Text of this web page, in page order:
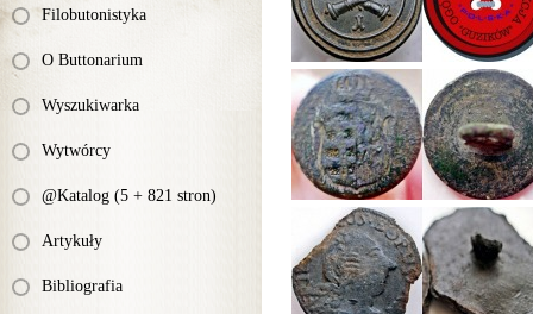
Filobutonistyka
O Buttonarium
Wyszukiwarka
Wytwórcy
@Katalog (5 + 821 stron)
Artykuły
Bibliografia